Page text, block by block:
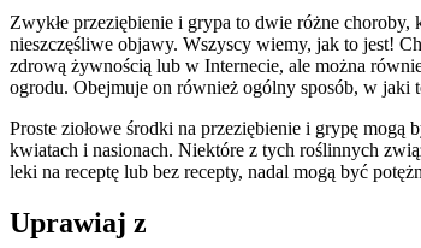
Zwykłe przeziębienie i grypa to dwie różne
nieszczęśliwe objawy. Wszyscy wiemy, jak to jest!
zdrową żywnością lub w Internecie, ale można
ogrodu. Obejmuje on również ogólny sposób, w jaki
Proste ziołowe środki na przeziębienie i grypę mogą
kwiatach i nasionach. Niektóre z tych roślinnych
leki na receptę lub bez recepty, nadal mogą być
Uprawiaj z